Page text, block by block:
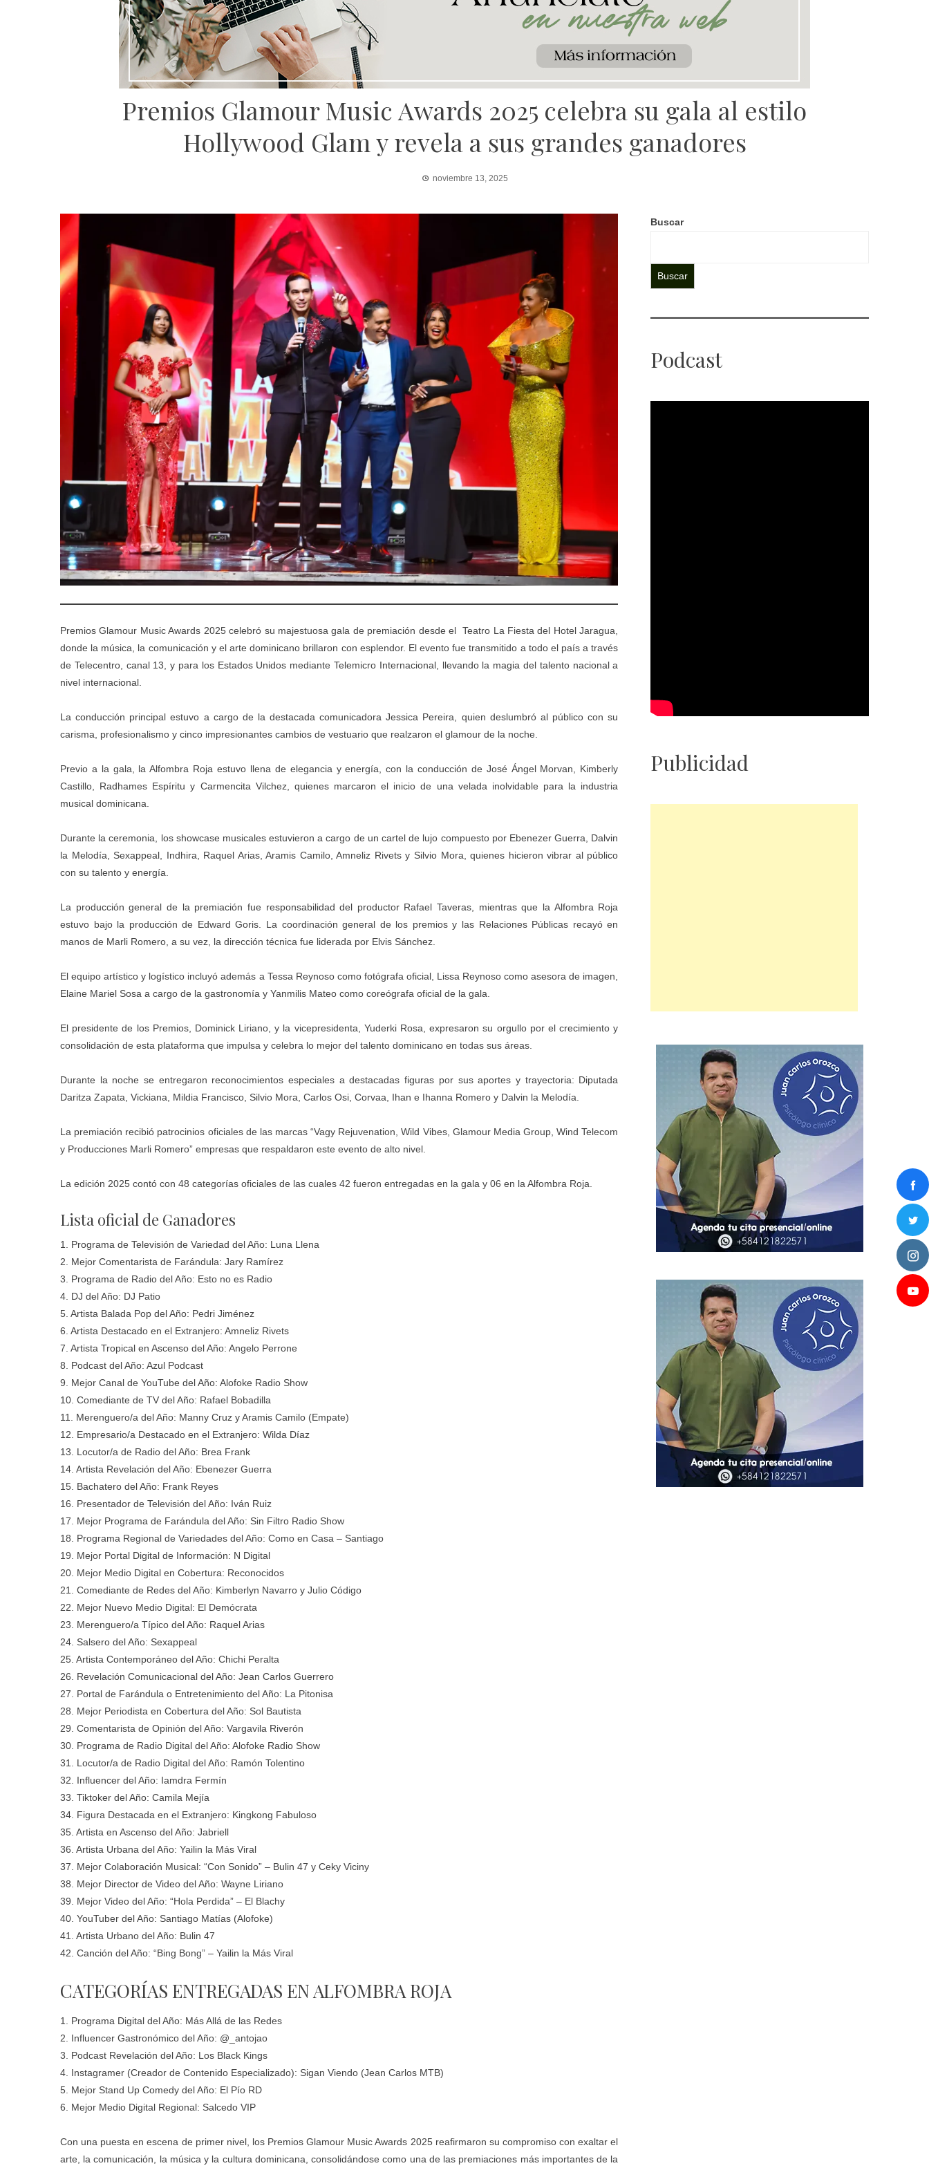
Premios Glamour Music Awards 2025 celebra su gala al estilo
Hollywood Glam y revela a sus grandes ganadores
noviembre 13, 2025
Premios Glamour Music Awards 2025 celebró su majestuosa gala de premiación desde el Teatro La Fiesta del Hotel Jaragua,
donde la música, la comunicación y el arte dominicano brillaron con esplendor. El evento fue transmitido a todo el país a través
de Telecentro, canal 13, y para los Estados Unidos mediante Telemicro Internacional, llevando la magia del talento nacional a
nivel internacional.
La conducción principal estuvo a cargo de la destacada comunicadora Jessica Pereira, quien deslumbró al público con su
carisma, profesionalismo y cinco impresionantes cambios de vestuario que realzaron el glamour de la noche.
Previo a la gala, la Alfombra Roja estuvo llena de elegancia y energía, con la conducción de José Ángel Morvan, Kimberly
Castillo, Radhames Espíritu y Carmencita Vilchez, quienes marcaron el inicio de una velada inolvidable para la industria
musical dominicana.
Durante la ceremonia, los showcase musicales estuvieron a cargo de un cartel de lujo compuesto por Ebenezer Guerra, Dalvin
la Melodía, Sexappeal, Indhira, Raquel Arias, Aramis Camilo, Amneliz Rivets y Silvio Mora, quienes hicieron vibrar al público
con su talento y energía.
La producción general de la premiación fue responsabilidad del productor Rafael Taveras, mientras que la Alfombra Roja
estuvo bajo la producción de Edward Goris. La coordinación general de los premios y las Relaciones Públicas recayó en
manos de Marli Romero, a su vez, la dirección técnica fue liderada por Elvis Sánchez.
El equipo artístico y logístico incluyó además a Tessa Reynoso como fotógrafa oficial, Lissa Reynoso como asesora de imagen,
Elaine Mariel Sosa a cargo de la gastronomía y Yanmilis Mateo como coreógrafa oficial de la gala.
El presidente de los Premios, Dominick Liriano, y la vicepresidenta, Yuderki Rosa, expresaron su orgullo por el crecimiento y
consolidación de esta plataforma que impulsa y celebra lo mejor del talento dominicano en todas sus áreas.
Durante la noche se entregaron reconocimientos especiales a destacadas figuras por sus aportes y trayectoria: Diputada
Daritza Zapata, Vickiana, Mildia Francisco, Silvio Mora, Carlos Osi, Corvaa, Ihan e Ihanna Romero y Dalvin la Melodía.
La premiación recibió patrocinios oficiales de las marcas “Vagy Rejuvenation, Wild Vibes, Glamour Media Group, Wind Telecom
y Producciones Marli Romero” empresas que respaldaron este evento de alto nivel.
La edición 2025 contó con 48 categorías oficiales de las cuales 42 fueron entregadas en la gala y 06 en la Alfombra Roja.
Lista oficial de Ganadores
1. Programa de Televisión de Variedad del Año: Luna Llena
2. Mejor Comentarista de Farándula: Jary Ramírez
3. Programa de Radio del Año: Esto no es Radio
4. DJ del Año: DJ Patio
5. Artista Balada Pop del Año: Pedri Jiménez
6. Artista Destacado en el Extranjero: Amneliz Rivets
7. Artista Tropical en Ascenso del Año: Angelo Perrone
8. Podcast del Año: Azul Podcast
9. Mejor Canal de YouTube del Año: Alofoke Radio Show
10. Comediante de TV del Año: Rafael Bobadilla
11. Merenguero/a del Año: Manny Cruz y Aramis Camilo (Empate)
12. Empresario/a Destacado en el Extranjero: Wilda Díaz
13. Locutor/a de Radio del Año: Brea Frank
14. Artista Revelación del Año: Ebenezer Guerra
15. Bachatero del Año: Frank Reyes
16. Presentador de Televisión del Año: Iván Ruiz
17. Mejor Programa de Farándula del Año: Sin Filtro Radio Show
18. Programa Regional de Variedades del Año: Como en Casa – Santiago
19. Mejor Portal Digital de Información: N Digital
20. Mejor Medio Digital en Cobertura: Reconocidos
21. Comediante de Redes del Año: Kimberlyn Navarro y Julio Código
22. Mejor Nuevo Medio Digital: El Demócrata
23. Merenguero/a Típico del Año: Raquel Arias
24. Salsero del Año: Sexappeal
25. Artista Contemporáneo del Año: Chichi Peralta
26. Revelación Comunicacional del Año: Jean Carlos Guerrero
27. Portal de Farándula o Entretenimiento del Año: La Pitonisa
28. Mejor Periodista en Cobertura del Año: Sol Bautista
29. Comentarista de Opinión del Año: Vargavila Riverón
30. Programa de Radio Digital del Año: Alofoke Radio Show
31. Locutor/a de Radio Digital del Año: Ramón Tolentino
32. Influencer del Año: Iamdra Fermín
33. Tiktoker del Año: Camila Mejía
34. Figura Destacada en el Extranjero: Kingkong Fabuloso
35. Artista en Ascenso del Año: Jabriell
36. Artista Urbana del Año: Yailin la Más Viral
37. Mejor Colaboración Musical: “Con Sonido” – Bulin 47 y Ceky Viciny
38. Mejor Director de Video del Año: Wayne Liriano
39. Mejor Video del Año: “Hola Perdida” – El Blachy
40. YouTuber del Año: Santiago Matías (Alofoke)
41. Artista Urbano del Año: Bulin 47
42. Canción del Año: “Bing Bong” – Yailin la Más Viral
CATEGORÍAS ENTREGADAS EN ALFOMBRA ROJA
1. Programa Digital del Año: Más Allá de las Redes
2. Influencer Gastronómico del Año: @_antojao
3. Podcast Revelación del Año: Los Black Kings
4. Instagramer (Creador de Contenido Especializado): Sigan Viendo (Jean Carlos MTB)
5. Mejor Stand Up Comedy del Año: El Pío RD
6. Mejor Medio Digital Regional: Salcedo VIP
Con una puesta en escena de primer nivel, los Premios Glamour Music Awards 2025 reafirmaron su compromiso con exaltar el
arte, la comunicación, la música y la cultura dominicana, consolidándose como una de las premiaciones más importantes de la
Buscar
Buscar
Podcast
Publicidad